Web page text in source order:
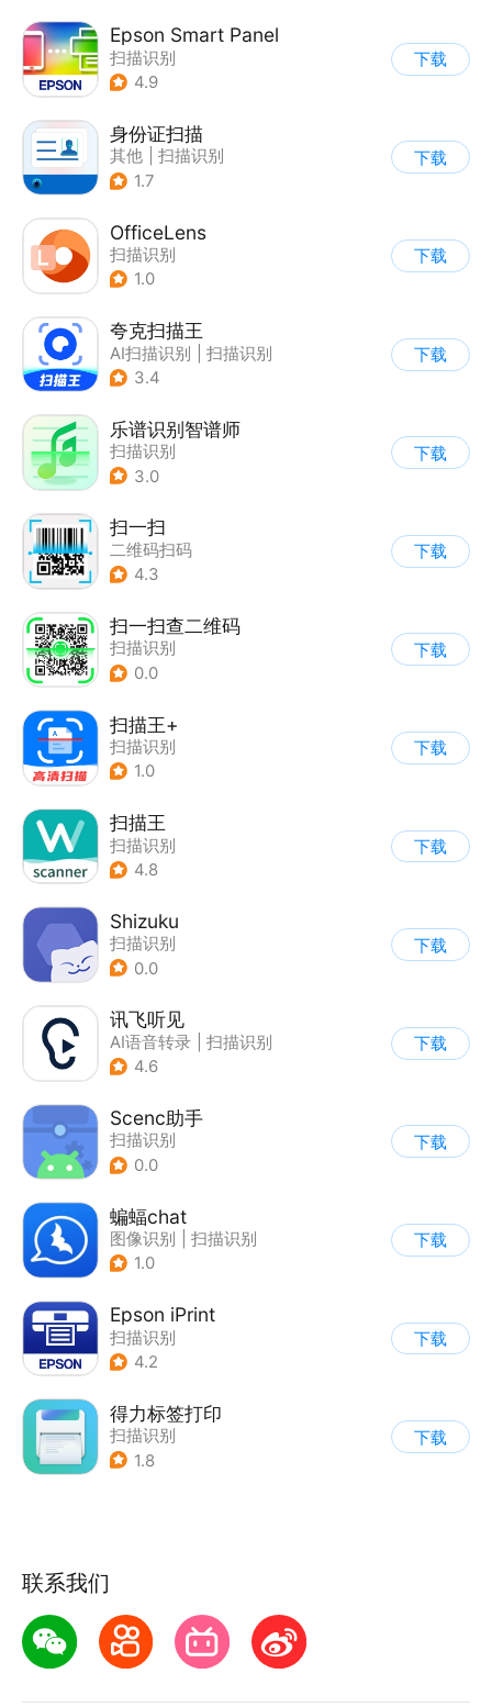
Epson Smart Panel
扫描识别
4.9
下载
身份证扫描
其他
扫描识别
1.7
下载
OfficeLens
扫描识别
1.0
下载
夸克扫描王
AI扫描识别
扫描识别
3.4
下载
乐谱识别智谱师
扫描识别
3.0
下载
扫一扫
二维码扫码
4.3
下载
扫一扫查二维码
扫描识别
0.0
下载
扫描王+
扫描识别
1.0
下载
扫描王
扫描识别
4.8
下载
Shizuku
扫描识别
0.0
下载
讯飞听见
AI语音转录
扫描识别
4.6
下载
Scenc助手
扫描识别
0.0
下载
蝙蝠chat
图像识别
扫描识别
1.0
下载
Epson iPrint
扫描识别
4.2
下载
得力标签打印
扫描识别
1.8
下载
联系我们